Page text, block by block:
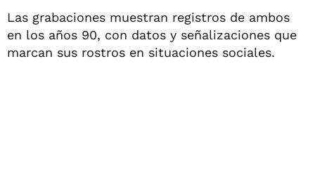
Las grabaciones muestran registros de ambos
en los años 90, con datos y señalizaciones que
marcan sus rostros en situaciones sociales.